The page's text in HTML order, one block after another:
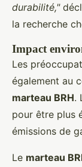
durabilité,"
la recherche
Impact
Les
également au
marteau BRH.
pour être plus
émissions de
Le marteau